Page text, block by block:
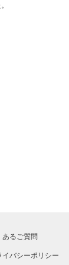
あるご質問
イバシーポリシー